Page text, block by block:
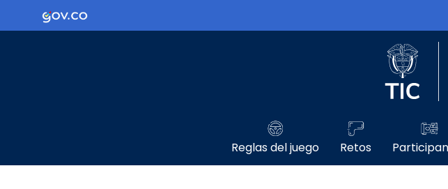
Ir al contenido principalLogo Gobierno de Colombia
Reglas del juego Retos